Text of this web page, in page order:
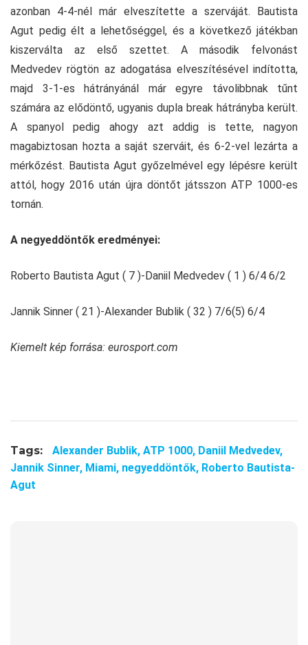
azonban 4-4-nél már elveszítette a szerváját. Bautista
Agut pedig élt a lehetőséggel, és a következő játékban
kiszerválta az első szettet. A második felvonást
Medvedev rögtön az adogatása elveszítésével indította,
majd 3-1-es hátrányánál már egyre távolibbnak tűnt
számára az elődöntő, ugyanis dupla break hátrányba került.
A spanyol pedig ahogy azt addig is tette, nagyon
magabiztosan hozta a saját szerváit, és 6-2-vel lezárta a
mérkőzést. Bautista Agut győzelmével egy lépésre került
attól, hogy 2016 után újra döntőt játsszon ATP 1000-es
tornán.
A negyeddöntők eredményei:
Roberto Bautista Agut ( 7 )-Daniil Medvedev ( 1 ) 6/4 6/2
Jannik Sinner ( 21 )-Alexander Bublik ( 32 ) 7/6(5) 6/4
Kiemelt kép forrása: eurosport.com
Tags: Alexander Bublik, ATP 1000, Daniil Medvedev,
Jannik Sinner, Miami, negyeddöntők, Roberto Bautista-
Agut